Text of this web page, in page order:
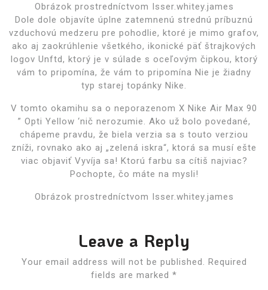
Obrázok prostredníctvom Isser.whitey.james
Dole dole objavíte úplne zatemnenú strednú príbuznú
vzduchovú medzeru pre pohodlie, ktoré je mimo grafov,
ako aj zaokrúhlenie všetkého, ikonické päť štrajkových
logov Unftd, ktorý je v súlade s oceľovým čipkou, ktorý
vám to pripomína, že vám to pripomína Nie je žiadny
typ starej topánky Nike.
V tomto okamihu sa o neporazenom X Nike Air Max 90
” Opti Yellow ‘nič nerozumie. Ako už bolo povedané,
chápeme pravdu, že biela verzia sa s touto verziou
zníži, rovnako ako aj „zelená iskra“, ktorá sa musí ešte
viac objaviť Vyvíja sa! Ktorú farbu sa cítiš najviac?
Pochopte, čo máte na mysli!
Obrázok prostredníctvom Isser.whitey.james
Leave a Reply
Your email address will not be published.
Required
fields are marked *